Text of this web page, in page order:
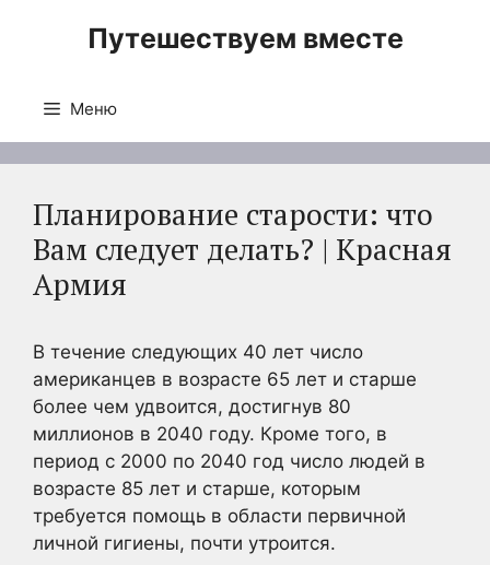
Путешествуем вместе
Меню
Планирование старости: что
Вам следует делать? | Красная
Армия
В течение следующих 40 лет число
американцев в возрасте 65 лет и старше
более чем удвоится, достигнув 80
миллионов в 2040 году. Кроме того, в
период с 2000 по 2040 год число людей в
возрасте 85 лет и старше, которым
требуется помощь в области первичной
личной гигиены, почти утроится.